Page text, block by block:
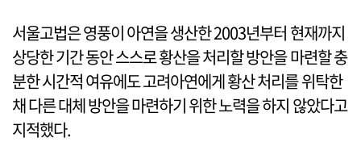
서울고법은 영풍이 아연을 생산한 2003년부터 현재까지
상당한 기간 동안 스스로 황산을 처리할 방안을 마련할 충
분한 시간적 여유에도 고려아연에게 황산 처리를 위탁한
채 다른 대체 방안을 마련하기 위한 노력을 하지 않았다고
지적했다.